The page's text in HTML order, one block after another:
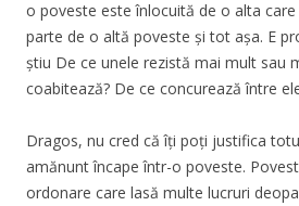
o poveste este înlocuită de o alta
parte de o altă poveste și tot așa. E
știu De ce unele rezistă mai mult sau
coabitează? De ce concurează între
Dragos, nu cred că îți poți justifica
amănunt încape într-o poveste.
ordonare care lasă multe lucruri